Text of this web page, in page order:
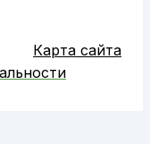
Карта сайта